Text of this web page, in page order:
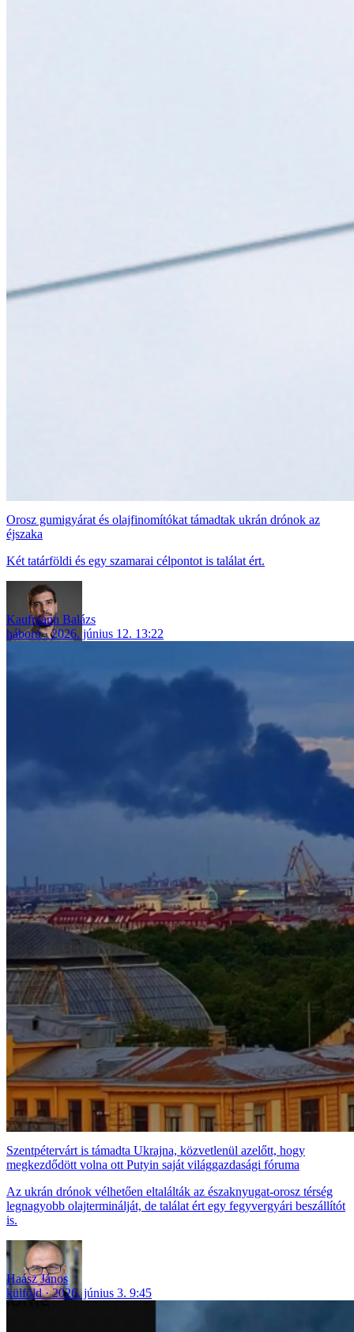
Orosz gumigyárat és olajfinomítókat támadtak ukrán drónok az
éjszaka
Két tatárföldi és egy szamarai célpontot is találat ért.
Kaufmann Balázs
háború
2026. június 12. 13:22
Szentpétervárt is támadta Ukrajna, közvetlenül azelőtt, hogy
megkezdődött volna ott Putyin saját világgazdasági fóruma
Az ukrán drónok vélhetően eltalálták az északnyugat-orosz térség
legnagyobb olajterminálját, de találat ért egy fegyvergyári beszállítót
is.
Haász János
külföld
2026. június 3. 9:45